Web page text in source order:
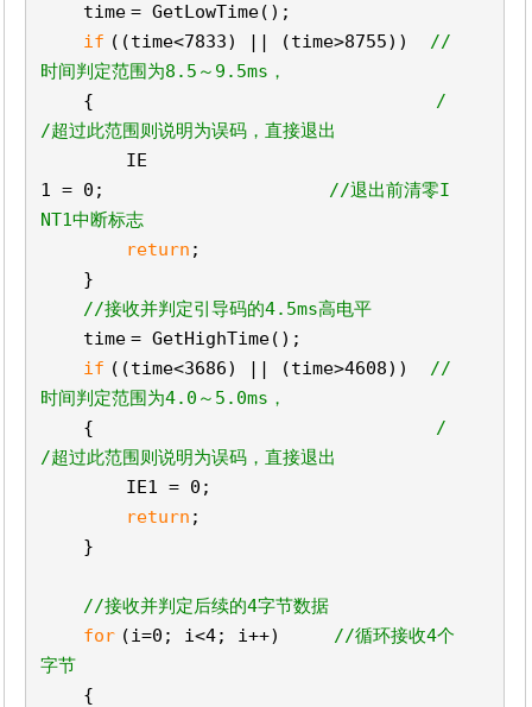
time = GetLowTime();
if ((time<7833) || (time>8755)) //
时间判定范围为8.5～9.5ms，
{ /
/超过此范围则说明为误码，直接退出
IE
1 = 0; //退出前清零I
NT1中断标志
return ;
}
//接收并判定引导码的4.5ms高电平
time = GetHighTime();
if ((time<3686) || (time>4608)) //
时间判定范围为4.0～5.0ms，
{ /
/超过此范围则说明为误码，直接退出
IE1 = 0;
return ;
}
//接收并判定后续的4字节数据
for (i=0; i<4; i++) //循环接收4个
字节
{